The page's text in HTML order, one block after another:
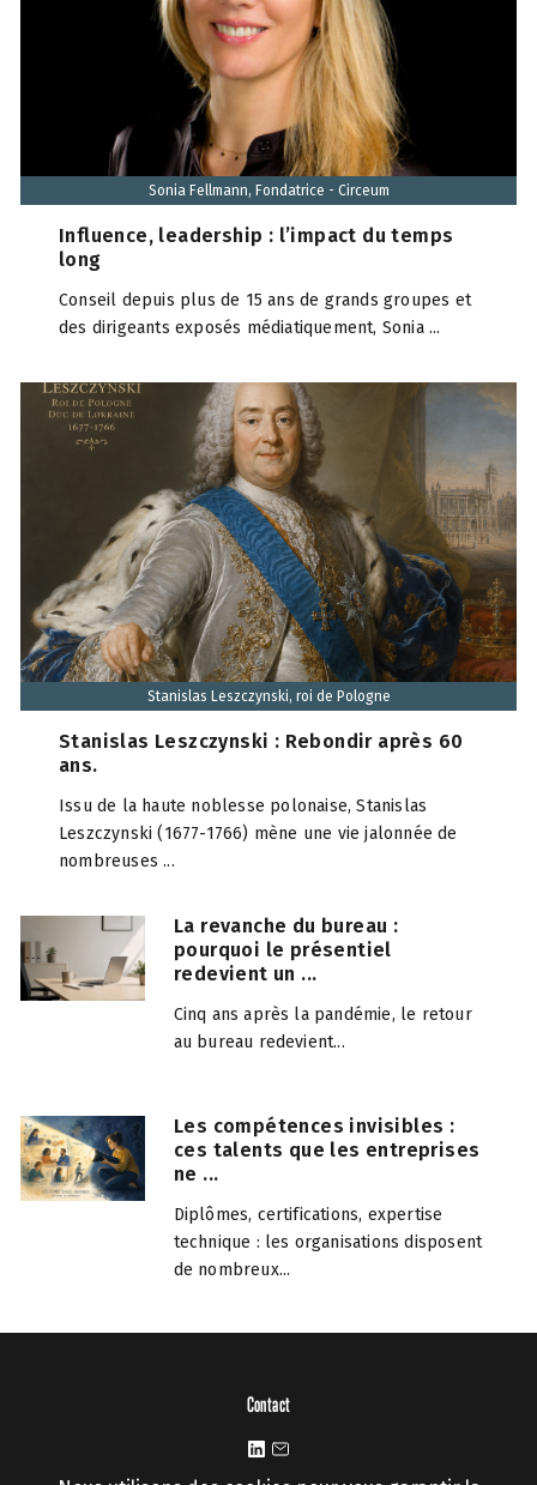
Sonia Fellmann, Fondatrice - Circeum
Influence, leadership : l’impact du temps
long
Conseil depuis plus de 15 ans de grands groupes et
des dirigeants exposés médiatiquement, Sonia ...
Stanislas Leszczynski, roi de Pologne
Stanislas Leszczynski : Rebondir après 60
ans.
Issu de la haute noblesse polonaise, Stanislas
Leszczynski (1677-1766) mène une vie jalonnée de
nombreuses ...
La revanche du bureau :
pourquoi le présentiel
redevient un ...
Cinq ans après la pandémie, le retour
au bureau redevient...
Les compétences invisibles :
ces talents que les entreprises
ne ...
Diplômes, certifications, expertise
technique : les organisations disposent
de nombreux...
Contact